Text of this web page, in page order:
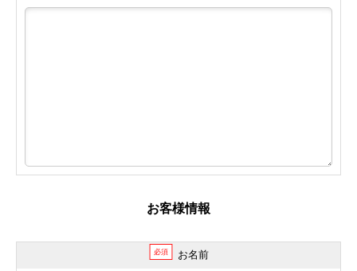
お客様情報
必須 お名前